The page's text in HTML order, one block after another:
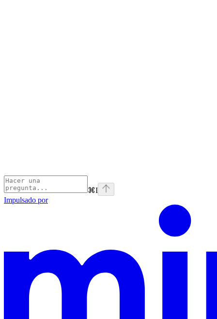
⌘I
Impulsado por